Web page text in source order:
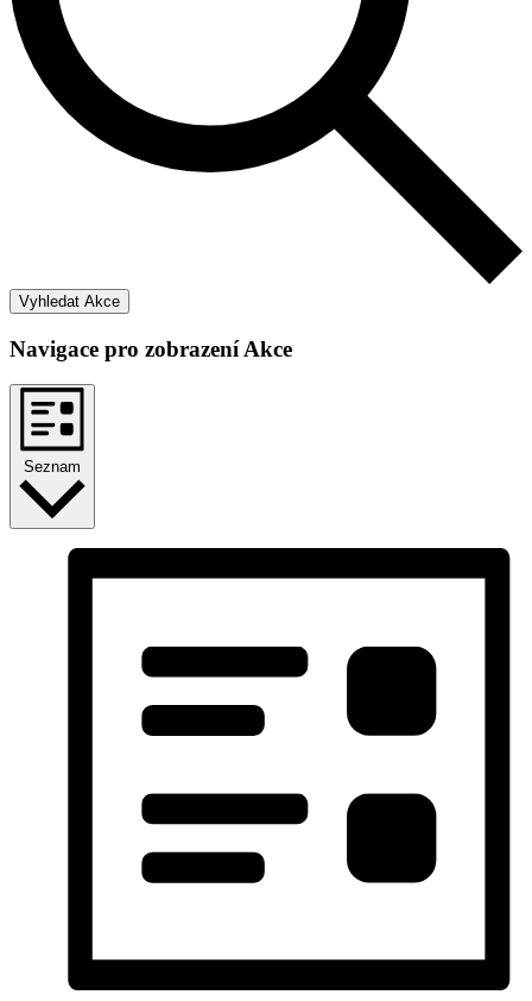
Vyhledat Akce
Navigace pro zobrazení Akce
Seznam